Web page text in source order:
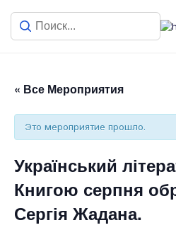
« Все Мероприятия
Это мероприятие прошло.
Український
Книгою серпня
Сергія Жадана.